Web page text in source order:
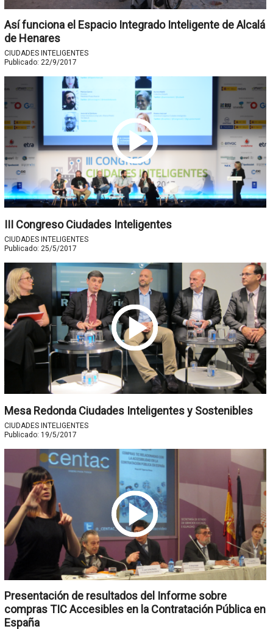
Así funciona el Espacio Integrado Inteligente de Alcalá
de Henares
CIUDADES INTELIGENTES
Publicado: 22/9/2017
III Congreso Ciudades Inteligentes
CIUDADES INTELIGENTES
Publicado: 25/5/2017
Mesa Redonda Ciudades Inteligentes y Sostenibles
CIUDADES INTELIGENTES
Publicado: 19/5/2017
Presentación de resultados del Informe sobre
compras TIC Accesibles en la Contratación Pública en
España